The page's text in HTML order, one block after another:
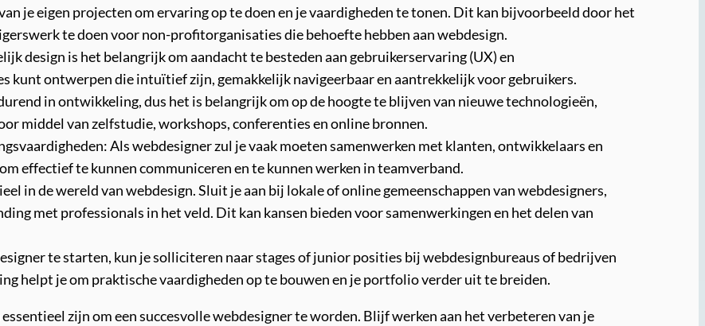
je eigen projecten om ervaring op te doen en je vaardigheden te tonen. Dit kan bijvoorbeeld door het
te doen voor non-profitorganisaties die behoefte hebben aan webdesign.
design is het belangrijk om aandacht te besteden aan gebruikerservaring (UX) en
kunt ontwerpen die intuïtief zijn, gemakkelijk navigeerbaar en aantrekkelijk voor gebruikers.
in ontwikkeling, dus het is belangrijk om op de hoogte te blijven van nieuwe technologieën,
middel van zelfstudie, workshops, conferenties en online bronnen.
Als webdesigner zul je vaak moeten samenwerken met klanten, ontwikkelaars en
effectief te kunnen communiceren en te kunnen werken in teamverband.
in de wereld van webdesign. Sluit je aan bij lokale of online gemeenschappen van webdesigners,
met professionals in het veld. Dit kan kansen bieden voor samenwerkingen en het delen van
te starten, kun je solliciteren naar stages of junior posities bij webdesignbureaus of bedrijven
helpt je om praktische vaardigheden op te bouwen en je portfolio verder uit te breiden.
zijn om een succesvolle webdesigner te worden. Blijf werken aan het verbeteren van je